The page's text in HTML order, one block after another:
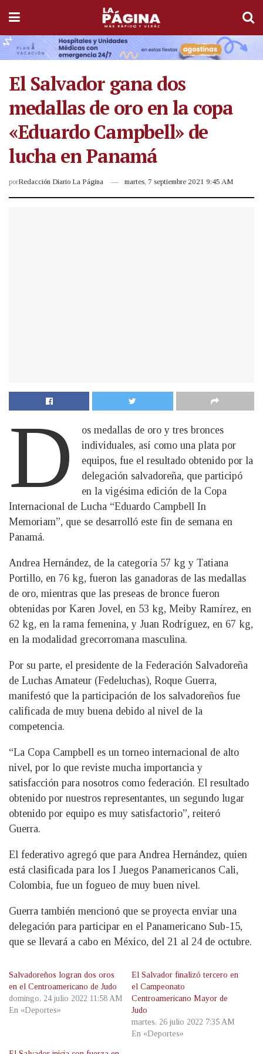
El Salvador gana dos
medallas de oro en la copa
«Eduardo Campbell» de
lucha en Panamá
porRedacción Diario La Página martes, 7 septiembre 2021 9:45 AM
D
os medallas de oro y tres bronces
individuales, así como una plata por
equipos, fue el resultado obtenido por la
delegación salvadoreña, que participó
en la vigésima edición de la Copa
Internacional de Lucha “Eduardo Campbell In
Memoriam”, que se desarrolló este fin de semana en
Panamá.
Andrea Hernández, de la categoría 57 kg y Tatiana
Portillo, en 76 kg, fueron las ganadoras de las medallas
de oro, mientras que las preseas de bronce fueron
obtenidas por Karen Jovel, en 53 kg, Meiby Ramírez, en
62 kg, en la rama femenina, y Juan Rodríguez, en 67 kg,
en la modalidad grecorromana masculina.
Por su parte, el presidente de la Federación Salvadoreña
de Luchas Amateur (Fedeluchas), Roque Guerra,
manifestó que la participación de los salvadoreños fue
calificada de muy buena debido al nivel de la
competencia.
“La Copa Campbell es un torneo internacional de alto
nivel, por lo que reviste mucha importancia y
satisfacción para nosotros como federación. El resultado
obtenido por nuestros representantes, un segundo lugar
obtenido por equipo es muy satisfactorio”, reiteró
Guerra.
El federativo agregó que para Andrea Hernández, quien
está clasificada para los I Juegos Panamericanos Cali,
Colombia, fue un fogueo de muy buen nivel.
Guerra también mencionó que se proyecta enviar una
delegación para participar en el Panamericano Sub-15,
que se llevará a cabo en México, del 21 al 24 de octubre.
Salvadoreños logran dos oros
en el Centroamericano de Judo
domingo, 24 julio 2022 11:58 AM
En «Deportes»
El Salvador finalizó tercero en
el Campeonato
Centroamericano Mayor de
Judo
martes, 26 julio 2022 7:35 AM
En «Deportes»